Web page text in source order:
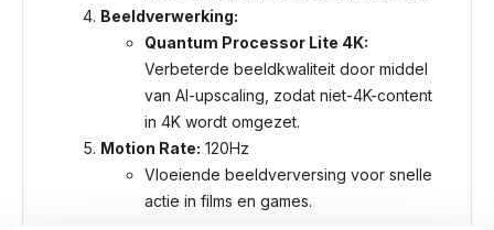
Beeldverwerking:
Quantum Processor Lite 4K:
Verbeterde beeldkwaliteit door middel
van AI-upscaling, zodat niet-4K-content
in 4K wordt omgezet.
Motion Rate: 120Hz
Vloeiende beeldverversing voor snelle
actie in films en games.